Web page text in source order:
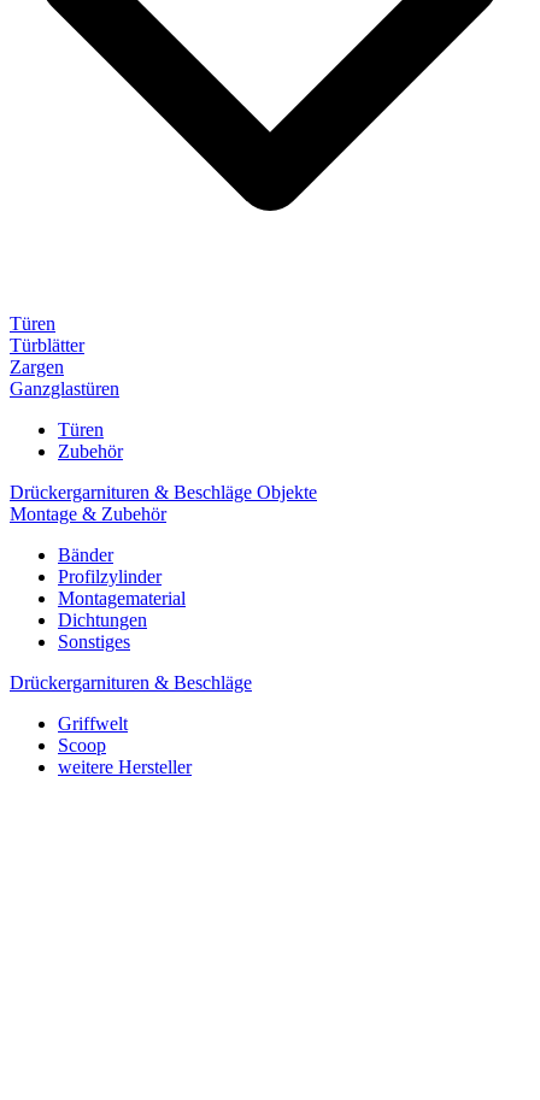
Türen
Türblätter
Zargen
Ganzglastüren
Türen
Zubehör
Drückergarnituren & Beschläge Objekte
Montage & Zubehör
Bänder
Profilzylinder
Montagematerial
Dichtungen
Sonstiges
Drückergarnituren & Beschläge
Griffwelt
Scoop
weitere Hersteller